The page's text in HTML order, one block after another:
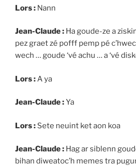
Lors : Nann
Jean-Claude : Ha goude-ze a
pez graet zé pofff pemp pé
wech … goude ‘vé achu … a ‘vé
Lors :A ya
Jean-Claude :Ya
Lors : Sete neuint ket aon koa
Jean-Claude : Hag ar siblenn
bihan diweatoc’h memes tra